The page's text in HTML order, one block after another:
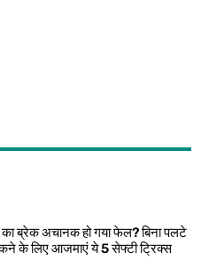
ब्रेक अचानक हो गया फेल? बिना पलटे
के लिए आजमाएं ये 5 सेफ्टी ट्रिक्स